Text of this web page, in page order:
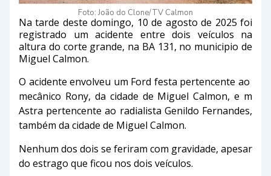
Foto: João do Clone/TV Calmon
Na tarde deste domingo, 10 de agosto de 2025 foi
registrado um acidente entre dois veículos na
altura do corte grande, na BA 131, no municipio de
Miguel Calmon.
O acidente envolveu um Ford festa pertencente ao
mecânico Rony, da cidade de Miguel Calmon, e m
Astra pertencente ao radialista Genildo Fernandes,
também da cidade de Miguel Calmon.
Nenhum dos dois se feriram com gravidade, apesar
do estrago que ficou nos dois veículos.